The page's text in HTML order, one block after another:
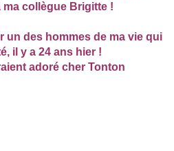
ma collègue Brigitte !
un des hommes de ma vie qui
il y a 24 ans hier !
adoré cher Tonton